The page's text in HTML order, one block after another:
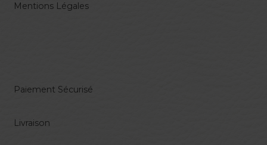
Mentions Légales
Paiement Sécurisé
Livraison